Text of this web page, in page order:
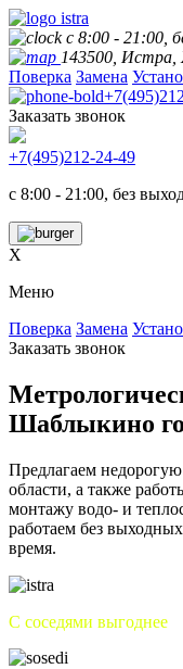
с 8:00 - 21:00,
143500, Истра,
Поверка Замена
Заказать звонок
+7(495)212-24-49
с 8:00 - 21:00, без
X
Меню
Поверка Замена
Заказать звонок
Шаблыкино
Предлагаем
области, а также
монтажу водо- и
работаем без
время.
С соседями выгоднее